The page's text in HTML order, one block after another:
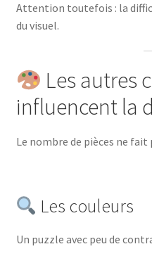
Attention toutefois : la
du visuel.
Les autres
influencent la
Le nombre de pièces ne fait
Les couleurs
Un puzzle avec peu de